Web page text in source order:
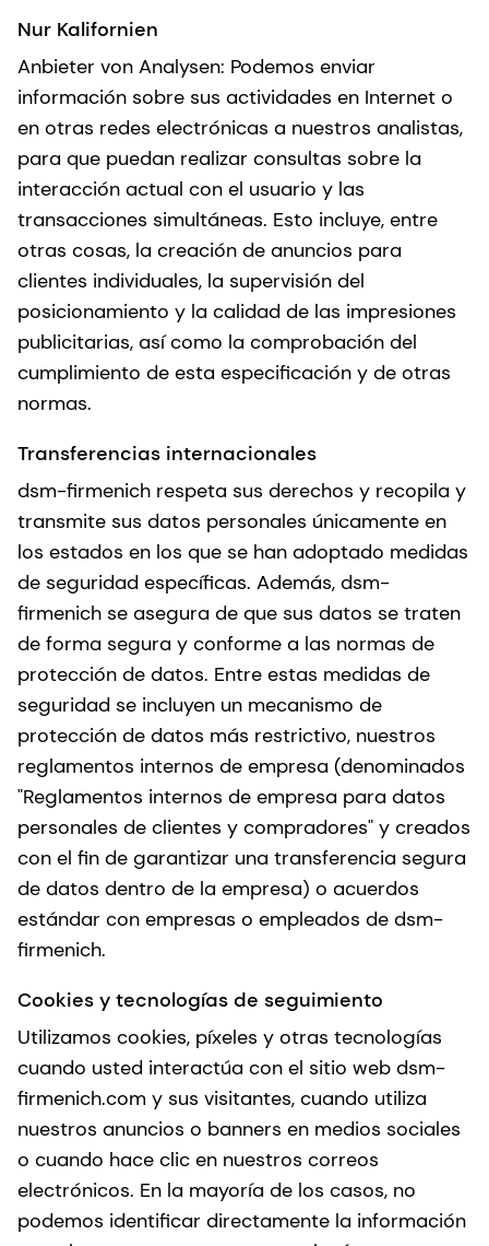
Nur Kalifornien
Anbieter von Analysen: Podemos enviar
información sobre sus actividades en Internet o
en otras redes electrónicas a nuestros analistas,
para que puedan realizar consultas sobre la
interacción actual con el usuario y las
transacciones simultáneas. Esto incluye, entre
otras cosas, la creación de anuncios para
clientes individuales, la supervisión del
posicionamiento y la calidad de las impresiones
publicitarias, así como la comprobación del
cumplimiento de esta especificación y de otras
normas.
Transferencias internacionales
dsm-firmenich respeta sus derechos y recopila y
transmite sus datos personales únicamente en
los estados en los que se han adoptado medidas
de seguridad específicas. Además, dsm-
firmenich se asegura de que sus datos se traten
de forma segura y conforme a las normas de
protección de datos. Entre estas medidas de
seguridad se incluyen un mecanismo de
protección de datos más restrictivo, nuestros
reglamentos internos de empresa (denominados
"Reglamentos internos de empresa para datos
personales de clientes y compradores" y creados
con el fin de garantizar una transferencia segura
de datos dentro de la empresa) o acuerdos
estándar con empresas o empleados de dsm-
firmenich.
Cookies y tecnologías de seguimiento
Utilizamos cookies, píxeles y otras tecnologías
cuando usted interactúa con el sitio web dsm-
firmenich.com y sus visitantes, cuando utiliza
nuestros anuncios o banners en medios sociales
o cuando hace clic en nuestros correos
electrónicos. En la mayoría de los casos, no
podemos identificar directamente la información